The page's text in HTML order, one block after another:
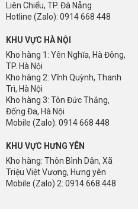
Liên Chiểu, TP. Đà Nẵng
Hotline (Zalo): 0914 668 448
KHU VỰC HÀ NỘI
Kho hàng 1: Yên Nghĩa, Hà Đông,
TP. Hà Nội
Kho hàng 2: Vĩnh Quỳnh, Thanh
Trì, Hà Nội
Kho hàng 3: Tôn Đức Thắng,
Đống Đa, Hà Nội
Mobile (Zalo): 0914 668 448
KHU VỰC HƯNG YÊN
Kho hàng: Thôn Bình Dân, Xã
Triệu Việt Vương, Hưng yên
Mobile (Zalo) 2: 0914.668.448